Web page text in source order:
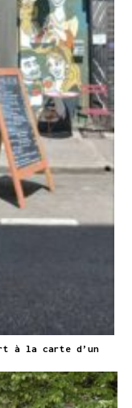
à la carte d’un